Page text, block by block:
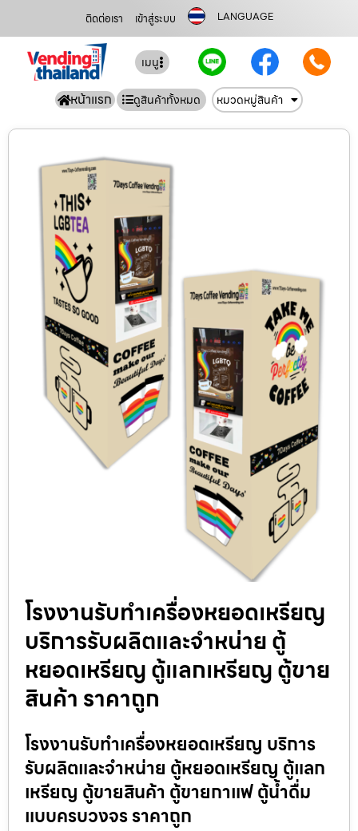
ติดต่อเรา เข้าสู่ระบบ LANGUAGE
เมนู
หน้าแรก ดูสินค้าทั้งหมด หมวดหมู่สินค้า
โรงงานรับทำเครื่องหยอดเหรียญ
บริการรับผลิตและจำหน่าย ตู้
หยอดเหรียญ ตู้แลกเหรียญ ตู้ขาย
สินค้า ราคาถูก
โรงงานรับทำเครื่องหยอดเหรียญ บริการ
รับผลิตและจำหน่าย ตู้หยอดเหรียญ ตู้แลก
เหรียญ ตู้ขายสินค้า ตู้ขายกาแฟ ตู้น้ำดื่ม
แบบครบวงจร ราคาถูก